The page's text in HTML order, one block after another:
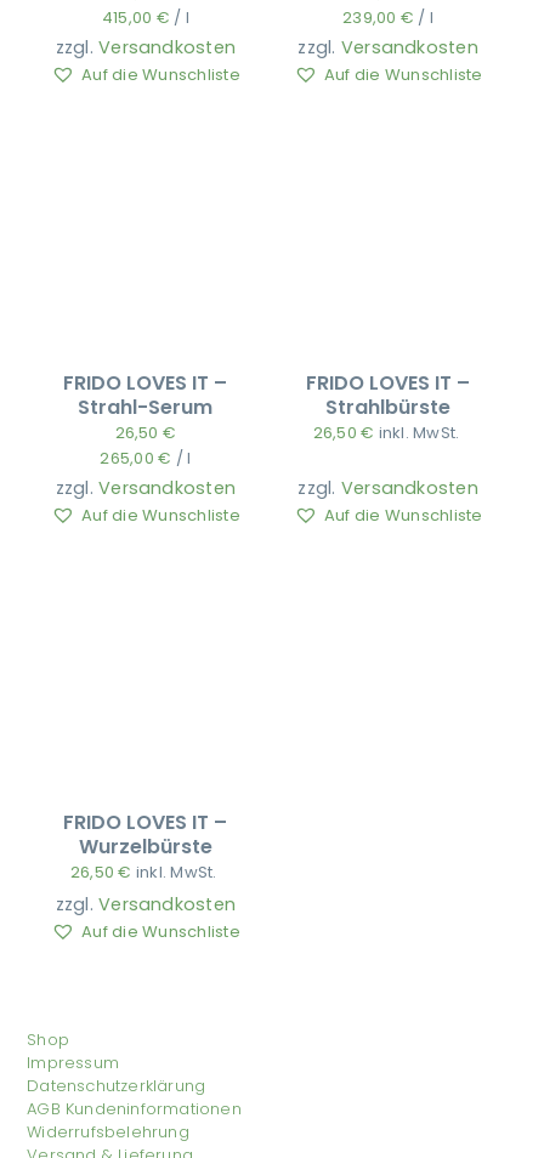
415,00 € / l
zzgl.Versandkosten
Auf die Wunschliste
239,00 € / l
zzgl. Versandkosten
Auf die Wunschliste
FRIDO LOVES IT –
Strahl-Serum
26,50 €
265,00€ /l
zzgl.Versandkosten
Auf die Wunschliste
FRIDO LOVES IT –
Strahlbürste
26,50€ inkl. MwSt.
zzgl. Versandkosten
Auf die Wunschliste
FRIDO LOVES IT –
Wurzelbürste
26,50€ inkl. MwSt.
zzgl.Versandkosten
Auf die Wunschliste
Shop
Impressum
Datenschutzerklärung
AGB Kundeninformationen
Widerrufsbelehrung